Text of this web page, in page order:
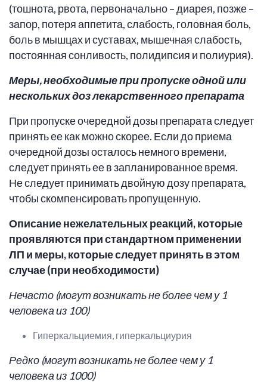
(тошнота, рвота, первоначально – диарея, позже –
запор, потеря аппетита, слабость, головная боль,
боль в мышцах и суставах, мышечная слабость,
постоянная сонливость, полидипсия и полиурия).
Меры, необходимые при пропуске одной или
нескольких доз лекарственного препарата
При пропуске очередной дозы препарата следует
принять ее как можно скорее. Если до приема
очередной дозы осталось немного времени,
следует принять ее в запланированное время.
Не следует принимать двойную дозу препарата,
чтобы скомпенсировать пропущенную.
Описание нежелательных реакций,которые
проявляются при стандартном применении
ЛП и меры, которые следует принять в этом
случае (при необходимости)
Нечасто (могут возникать не более чем у 1
человека из 100)
Гиперкальциемия, гиперкальциурия
Редко (могут возникать не более чем у 1
человека из 1000)